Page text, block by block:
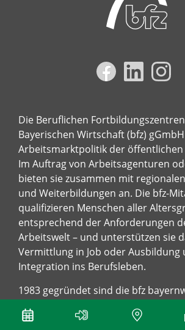
Die Beruflichen
Bayerischen Wirtschaft (bfz)
Arbeitsmarktpolitik der öffentlichen
Im Auftrag von Arbeitsagenturen
bieten sie zusammen mit
und Weiterbildungen an. Die bfz-
qualifizieren Menschen aller
entsprechend der Anforderungen
Arbeitswelt – und unterstützen sie
Vermittlung in Job oder Ausbildung
Integration ins Berufsleben.
1983 gegründet sind die bfz
vertreten.